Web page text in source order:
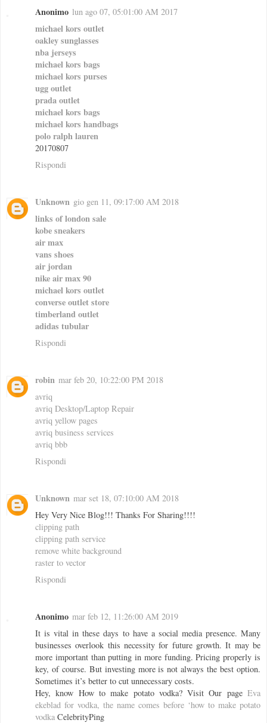
Anonimo lun ago 07, 05:01:00 AM 2017
michael kors outlet
oakley sunglasses
nba jerseys
michael kors bags
michael kors purses
ugg outlet
prada outlet
michael kors bags
michael kors handbags
polo ralph lauren
20170807
Rispondi
Unknown gio gen 11, 09:17:00 AM 2018
links of london sale
kobe sneakers
air max
vans shoes
air jordan
nike air max 90
michael kors outlet
converse outlet store
timberland outlet
adidas tubular
Rispondi
robin mar feb 20, 10:22:00 PM 2018
avriq
avriq Desktop/Laptop Repair
avriq yellow pages
avriq business services
avriq bbb
Rispondi
Unknown mar set 18, 07:10:00 AM 2018
Hey Very Nice Blog!!! Thanks For Sharing!!!!
clipping path
clipping path service
remove white background
raster to vector
Rispondi
Anonimo mar feb 12, 11:26:00 AM 2019
It is vital in these days to have a social media presence. Many
businesses overlook this necessity for future growth. It may be
more important than putting in more funding. Pricing properly is
key, of course. But investing more is not always the best option.
Sometimes it’s better to cut unnecessary costs.
Hey, know How to make potato vodka? Visit Our page Eva
ekeblad for vodka, the name comes before ‘how to make potato
vodka CelebrityPing